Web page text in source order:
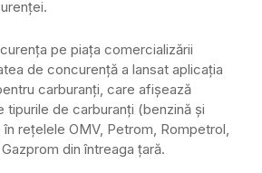
pe piaţa comercializării
de concurenţă a lansat aplicaţia
carburanţi, care afişează
tipurile de carburanţi (benzină şi
reţelele OMV, Petrom, Rompetrol,
din întreaga ţară.